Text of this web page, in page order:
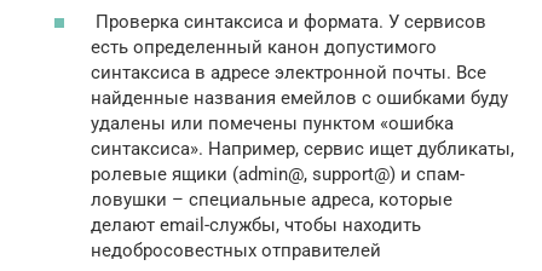
Проверка синтаксиса и формата. У сервисов
есть определенный канон допустимого
синтаксиса в адресе электронной почты. Все
найденные названия емейлов с ошибками буду
удалены или помечены пунктом «ошибка
синтаксиса». Например, сервис ищет дубликаты,
ролевые ящики (admin@, support@) и спам-
ловушки – специальные адреса, которые
делают email-службы, чтобы находить
недобросовестных отправителей